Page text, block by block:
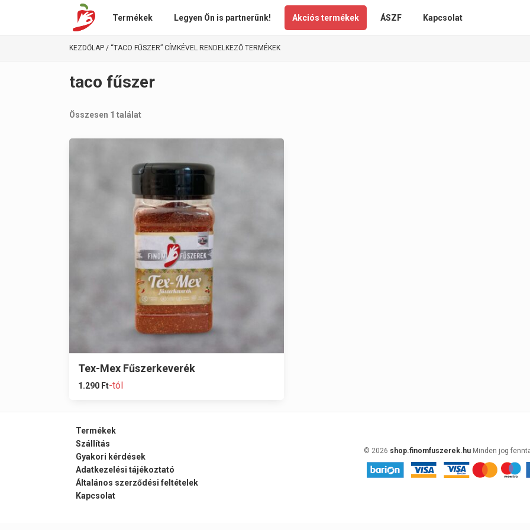
Termékek Legyen Ön is partnerünk! Akciós termékek ÁSZF Kapcsolat
KEZDŐLAP / “TACO FŰSZER” CÍMKÉVEL RENDELKEZŐ TERMÉKEK
taco fűszer
Összesen 1 találat
Tex-Mex Fűszerkeverék
1.290 Ft-tól
Termékek
Szállítás
Gyakori kérdések
Adatkezelési tájékoztató
Általános szerződési feltételek
Kapcsolat
© 2026 shop.finomfuszerek.hu Minden jog